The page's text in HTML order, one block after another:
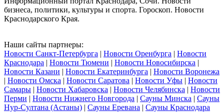
бизнеса, политики, культуры и спорта. Гороскоп. Новости
Краснодарского Края.
Наши сайты партнеры:
Новости Санкт-Петербурга | Новости Оренбурга | Новости
Краснодара | Новости Тюмени | Новости Новосибирска |
Новости Казани | Новости Екатеринбурга | Новости Воронежа
| Новости Омска | Новости Саратова | Новости Уфы | Новости
Самары | Новости Хабаровска | Новости Челябинска | Новости
Перми | Новости Нижнего Новгорода | Сауны Минска | Сауны
Нур-Султана (Астаны) | Сауны Еревана | Сауны Краснодара